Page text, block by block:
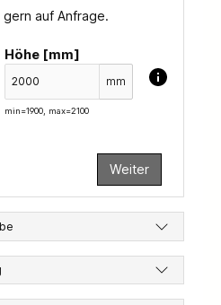
auf Anfrage.
Höhe [mm]
mm
min=1900, max=2100
Weiter